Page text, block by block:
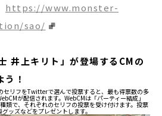
https://www.monster-
sao/
井上キリト」が登場するCMの
！
セリフをTwitterで選んで投票すると、最も得票数の多
が配信されます。WebCMは「パーティー結成」
類で、それぞれのセリフの投票を受け付けます。投票
ッズなどをプレゼントします。